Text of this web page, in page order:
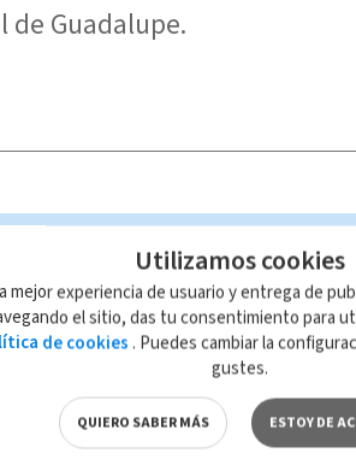
de Guadalupe.
mismo que es propiedad de
leyes aplicables.
Utilizamos cookies
mejor experiencia de usuario y entrega de
el sitio, das tu consentimiento para
de cookies . Puedes cambiar la
gustes.
QUIERO SABER MÁS ESTOY DE